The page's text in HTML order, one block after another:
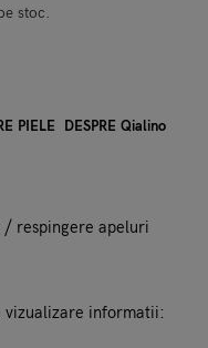
stoc.
PIELE DESPRE Qialino
/ respingere apeluri
vizualizare informatii: